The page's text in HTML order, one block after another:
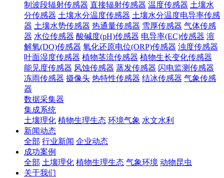
制波段辐射传感器 直接辐射传感器 温度传感器 土壤水
分传感器 土壤水分温度传感器 土壤水分温度电导率传感
器 土壤水势传感器 热通量传感器 雪厚传感器 气体传感
器 水位传感器 酸碱度(pH)传感器 电导率(EC)传感器 溶
解氧(DO)传感器 氧化还原电位(ORP)传感器 浊度传感器
叶面湿度传感器 植物茎流传感器 植物生长变化传感器
能见度传感器 风蚀传感器 蒸发传感器 闪电监测传感器
冻雨传感器 摄像头 热特性传感器 结冰传感器 气象传感
器
数据采集器
集成系统
土壤理化 植物生理生态 环境气象 水文水利
新闻动态
全部 行业新闻 企业动态
成功案例
全部 土壤理化 植物生理生态 气象环境 动物昆虫
关于我们